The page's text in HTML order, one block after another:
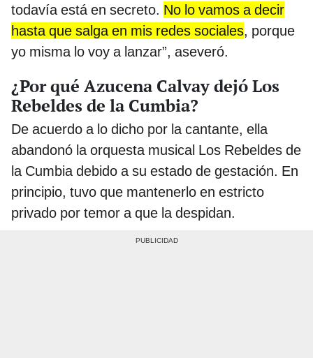
todavía está en secreto. No lo vamos a decir
hasta que salga en mis redes sociales, porque
yo misma lo voy a lanzar”, aseveró.
¿Por qué Azucena Calvay dejó Los
Rebeldes de la Cumbia?
De acuerdo a lo dicho por la cantante, ella
abandonó la orquesta musical Los Rebeldes de
la Cumbia debido a su estado de gestación. En
principio, tuvo que mantenerlo en estricto
privado por temor a que la despidan.